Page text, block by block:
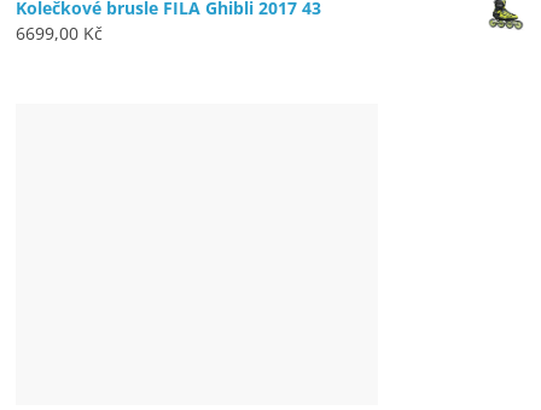
Kolečkové brusle FILA Ghibli 2017 43
6699,00 Kč